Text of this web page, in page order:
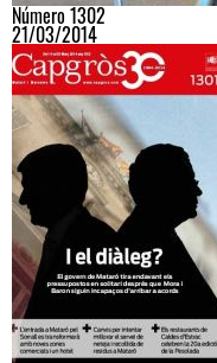
Número 1302
21/03/2014